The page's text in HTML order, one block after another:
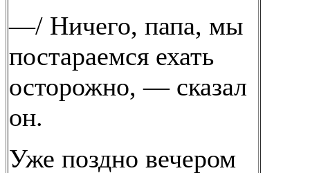
—/ Ничего, папа, мы
постараемся ехать
осторожно, — сказал
он.
Уже поздно вечером